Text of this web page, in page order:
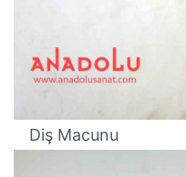
Diş Macunu